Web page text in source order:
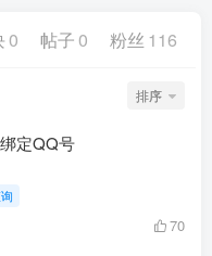
0 帖子 0 粉丝 116
排序
定QQ号
70